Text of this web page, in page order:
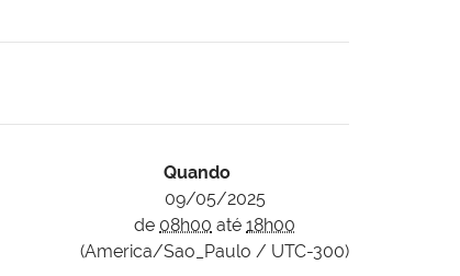
Quando
09/05/2025
de 08h00 até 18h00
(America/Sao_Paulo / UTC-300)